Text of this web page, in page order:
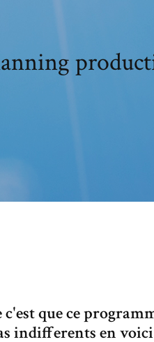
que ce
indifferents en voici